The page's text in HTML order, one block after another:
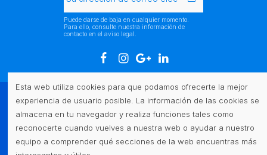
Puede darse de baja en cualquier momento.
Para ello, consulte nuestra información de
contacto en el aviso legal.
Atención al cliente
Esta web utiliza cookies para que podamos ofrecerte la mejor
experiencia de usuario posible. La información de las cookies se
almacena en tu navegador y realiza funciones tales como
reconocerte cuando vuelves a nuestra web o ayudar a nuestro
equipo a comprender qué secciones de la web encuentras más